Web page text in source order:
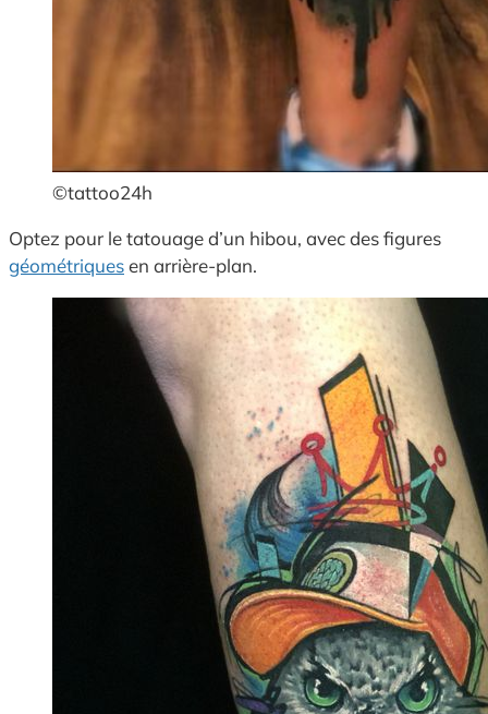
©tattoo24h
Optez pour le tatouage d’un hibou, avec des figures
géométriquesen arrière-plan.